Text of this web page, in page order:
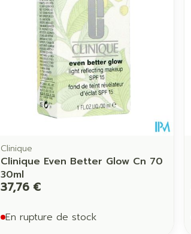
Clinique
Clinique Even Better Glow Cn 70
30ml
37,76 €
En rupture de stock